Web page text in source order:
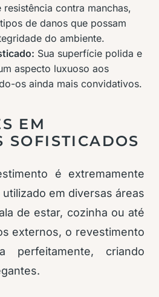
resistência contra manchas,
de danos que possam
do ambiente.
Sua superfície polida e
aspecto luxuoso aos
os ainda mais convidativos.
EM
SOFISTICADOS
é extremamente
em diversas áreas
de estar, cozinha ou até
externos, o revestimento
perfeitamente, criando